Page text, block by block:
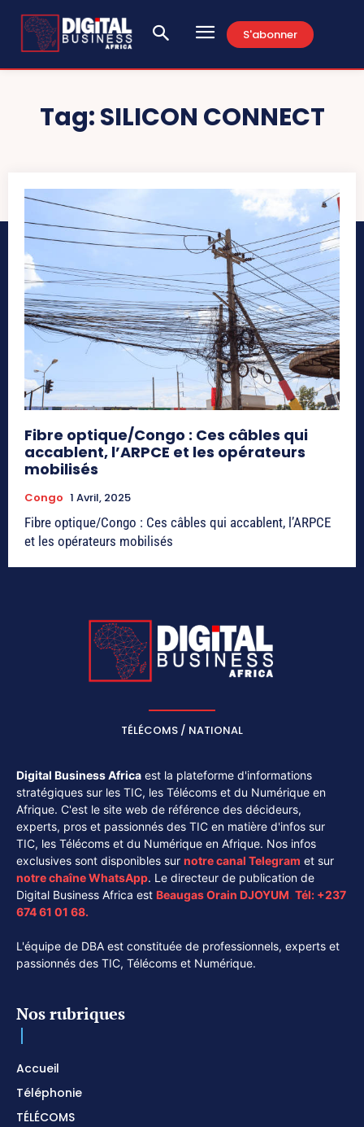
S'abonner
Tag:SILICON CONNECT
Fibre optique/Congo : Ces câbles qui
accablent, l’ARPCE et les opérateurs
mobilisés
Congo 1 Avril, 2025
Fibre optique/Congo : Ces câbles qui accablent, l’ARPCE
et les opérateurs mobilisés
TÉLÉCOMS / NATIONAL
Digital Business Africa est la plateforme d'informations
stratégiques sur les TIC, les Télécoms et du Numérique en
Afrique. C'est le site web de référence des décideurs,
experts, pros et passionnés des TIC en matière d'infos sur
TIC, les Télécoms et du Numérique en Afrique. Nos infos
exclusives sont disponibles sur notre canal Telegram et sur
notre chaîneWhatsApp. Le directeur de publication de
Digital Business Africa est Beaugas Orain DJOYUM. Tél: +237
674 61 01 68.
L'équipe de DBA est constituée de professionnels, experts et
passionnés des TIC, Télécoms et Numérique.
Nos rubriques
Accueil
Téléphonie
TÉLÉCOMS